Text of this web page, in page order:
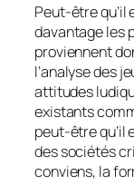
Peut-être qu’il
davantage les
proviennent
l’analyse des
attitudes
existants
peut-être qu’il
des sociétés
conviens, la